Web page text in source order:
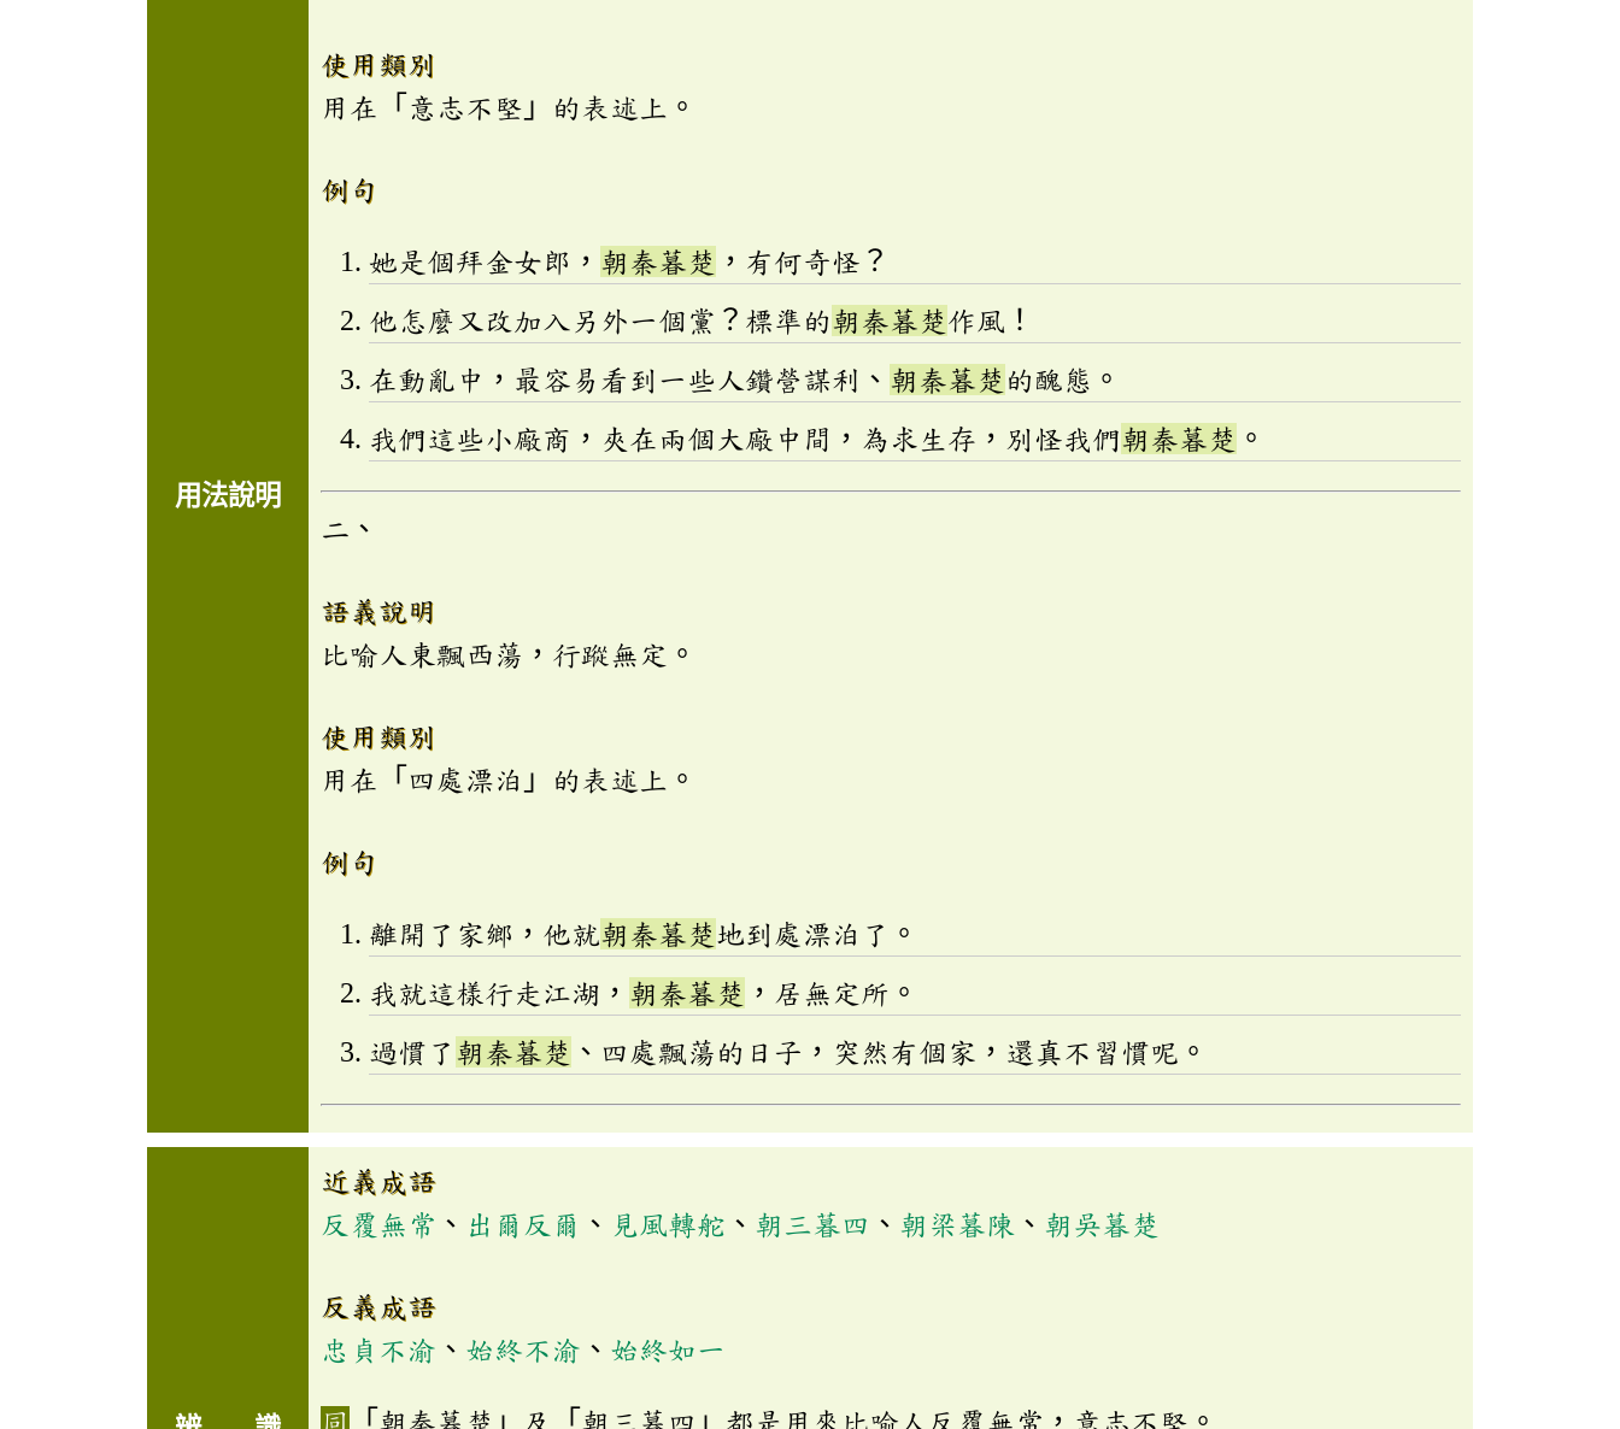
用法說明
使用類別
用在「意志不堅」的表述上。
例句
她是個拜金女郎， 朝秦暮楚 ，有何奇怪？
他怎麼又改加入另外一個黨？標準的朝秦暮楚作風！
在動亂中，最容易看到一些人鑽營謀利、 朝秦暮楚 的醜態。
我們這些小廠商，夾在兩個大廠中間，為求生存，別怪我們朝秦暮楚 。
二、
語義說明
比喻人東飄西蕩，行蹤無定。
使用類別
用在「四處漂泊」的表述上。
例句
離開了家鄉，他就朝秦暮楚地到處漂泊了。
我就這樣行走江湖， 朝秦暮楚 ，居無定所。
過慣了 朝秦暮楚 、四處飄蕩的日子，突然有個家，還真不習慣呢。
近義成語
反覆無常 、 出爾反爾 、 見風轉舵 、 朝三暮四 、 朝梁暮陳 、 朝吳暮楚
反義成語
忠貞不渝 、 始終不渝 、 始終如一
「朝秦暮楚」及「朝三暮四」都是用來比喻人反覆無常，意志不堅。